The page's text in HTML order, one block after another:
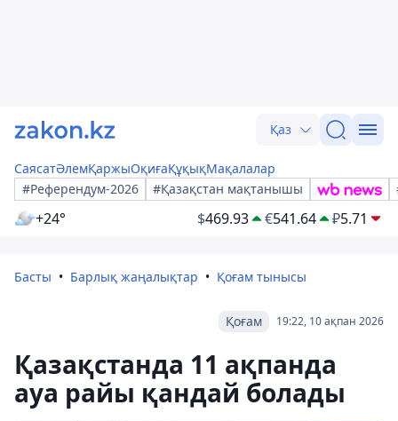
Қаз
СаясатӘлемҚаржыОқиғаҚұқықМақалалар
#Референдум-2026
#Қазақстан мақтанышы
+24° $469.93 €541.64 ₽5.71
Басты Барлық жаңалықтар Қоғам тынысы
19:22, 10 ақпан 2026
Қоғам
Қазақстанда 11 ақпанда
ауа райы қандай болады